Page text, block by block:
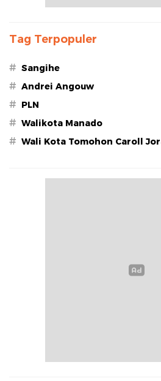
Tag Terpopuler
# Sangihe
# Andrei Angouw
# PLN
# Walikota Manado
# Wali Kota Tomohon Caroll